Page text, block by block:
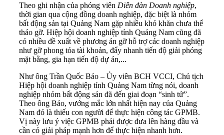
Theo ghi nhận của phóng viên Diễn đàn Doanh nghiệp,
thời gian qua cộng đồng doanh nghiệp, đặc biệt là nhóm
bất động sản tại Quảng Nam gặp nhiều khó khăn chưa thể
tháo gỡ. Hiệp hội doanh nghiệp tỉnh Quảng Nam cũng đã
có nhiều đề xuất về phương án gỡ hỗ trợ các doanh nghiệp
như gỡ phong tỏa tài khoản, đẩy nhanh tiến độ giải phóng
mặt bằng, gia hạn tiến độ dự án,...
Như ông Trần Quốc Bảo – Ủy viên BCH VCCI, Chủ tịch
Hiệp hội doanh nghiệp tỉnh Quảng Nam từng nói, doanh
nghiệp nhóm bất động sản đã đến giai đoạn “sinh tử”.
Theo ông Bảo, vướng mắc lớn nhất hiện nay của Quảng
Nam đó là thiếu con người để thực hiện công tác GPMB.
Vị này lưu ý việc GPMB phải được đưa lên hàng đầu và
cần có giải pháp mạnh hơn để thực hiện nhanh hơn.